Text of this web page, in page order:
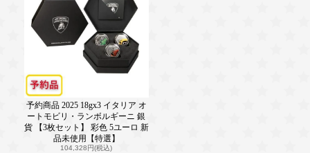
予約商品 2025 18gx3 イタリア オ
ートモビリ・ランボルギーニ 銀
貨 【3枚セット】 彩色 5ユーロ 新
品未使用【特選】
104,328円(税込)